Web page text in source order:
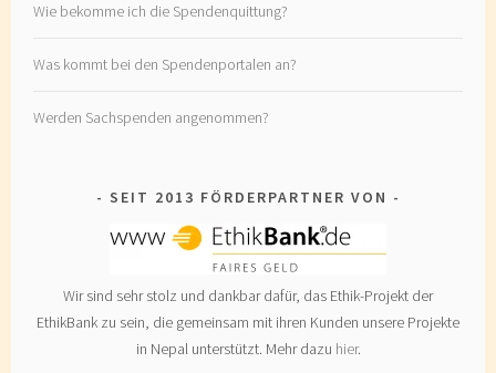
Wie bekomme ich die Spendenquittung?
Was kommt bei den Spendenportalen an?
Werden Sachspenden angenommen?
SEIT 2013 FÖRDERPARTNER VON
Wir sind sehr stolz und dankbar dafür, das Ethik-Projekt der
EthikBank zu sein, die gemeinsam mit ihren Kunden unsere Projekte
in Nepal unterstützt. Mehr dazu hier.